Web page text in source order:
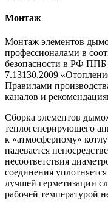
Монтаж
Монтаж элементов
профессионалами в
безопасности в РФ
7.13130.2009
Правилами
каналов и
Сборка элементов
теплогенерирующего
к «атмосферному»
надевается
несоответствия
соединения
лучшей герметизации
рабочей температурой